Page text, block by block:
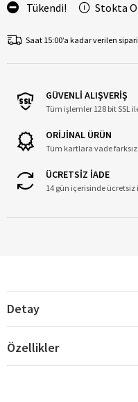
Tükendi! Stokta
Saat 15:00’a kadar verilen
GÜVENLİ ALIŞVERİŞ
Tüm işlemler 128 bit SSL
ORİJİNAL ÜRÜN
Tüm kartlara vade
ÜCRETSİZ İADE
14 gün içerisinde ücretsiz
Detay
Özellikler